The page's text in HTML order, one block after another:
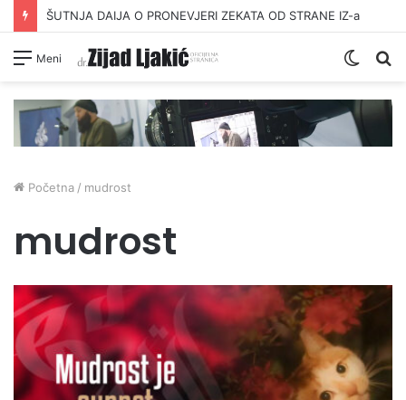
ŠUTNJA DAIJA O PRONEVJERI ZEKATA OD STRANE IZ-a
Meni
Switch
Početna / mudrost
mudrost